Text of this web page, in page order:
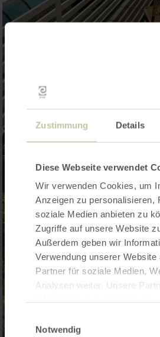
Zustimmung Details
Diese Webseite verwendet
Wir verwenden Cookies, um
Anzeigen zu personalisieren,
soziale Medien anbieten zu
Zugriffe auf unsere Website
Außerdem geben wir
Verwendung unserer Website
Partner für soziale Medien,
Analysen weiter. Unsere
haben oder die sie im
Notwendig